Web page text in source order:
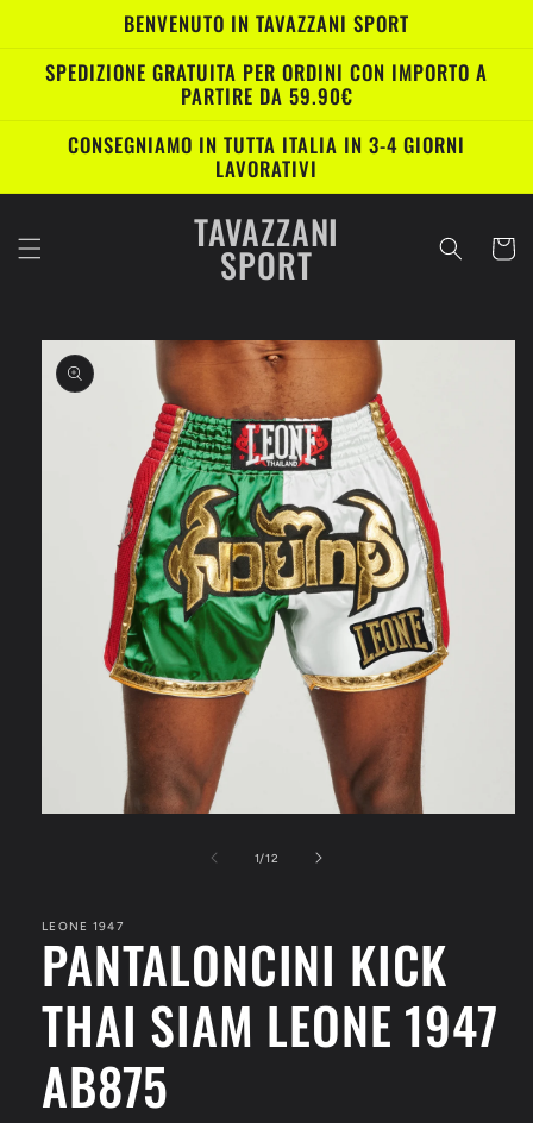
direttamenteBENVENUTO IN TAVAZZANI SPORT
SPEDIZIONE GRATUITA PER ORDINI CON IMPORTO A
PARTIRE DA 59.90€
CONSEGNIAMO IN TUTTA ITALIA IN 3-4 GIORNI
LAVORATIVI
TAVAZZANI
SPORT Carrello
Passa alle
informazioni
sul prodotto
modale
1/su
12
LEONE 1947
PANTALONCINI KICK
THAI SIAM LEONE 1947
AB875